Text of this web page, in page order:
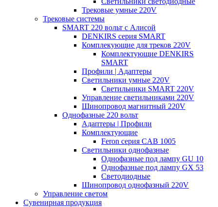
Трековые умные 220V
Трековые системы
SMART 220 вольт c Алисой
DENKIRS серия SMART
Комплекующие для треков 220V
Комплектующие DENKIRS
SMART
Профили | Адаптеры
Светильники умные 220V
Светильники SMART 220V
Управление светильниками 220V
Шинопровод магнитный 220V
Однофазные 220 вольт
Адаптеры | Профили
Комплектующие
Feron серия CAB 1005
Светильники однофазные
Однофазные под лампу GU 10
Однофазные под лампу GX 53
Светодиодные
Шинопровод однофазный 220V
Управление светом
Сувенирная продукция